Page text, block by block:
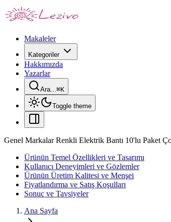
Makaleler
Kategoriler
Hakkımızda
Yazarlar
Ara...⌘K
Toggle theme
Genel Markalar Renkli Elektrik Bantı 10'lu Paket
Ürünün Temel Özellikleri ve Tasarımı
Kullanıcı Deneyimleri ve Gözlemler
Ürünün Üretim Kalitesi ve Menşei
Fiyatlandırma ve Satış Koşulları
Sonuç ve Tavsiyeler
Ana Sayfa